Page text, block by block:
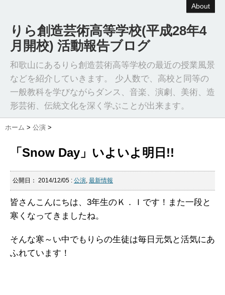
About
りら創造芸術高等学校(平成28年4
月開校) 活動報告ブログ
和歌山にあるりら創造芸術高等学校の最近の授業風景
などを紹介していきます。 少人数で、高校と同等の
一般教科を学びながらダンス、音楽、演劇、美術、造
形芸術、伝統文化を深く学ぶことが出来ます。
ホーム > 公演 >
「Snow Day」いよいよ明日!!
公開日： 2014/12/05 : 公演, 最新情報
皆さんこんにちは、3年生のＫ．Ｉです！また一段と
寒くなってきましたね。
そんな寒～い中でもりらの生徒は毎日元気と活気にあ
ふれています！